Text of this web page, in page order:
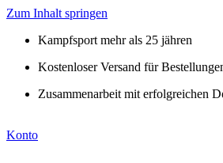
Zum Inhalt springen
Kampfsport mehr als 25 jähren
Kostenloser Versand für
Zusammenarbeit mit erfolgreichen
Konto